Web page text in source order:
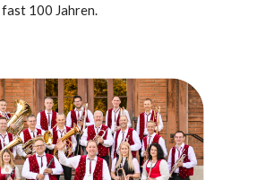
fast 100 Jahren.